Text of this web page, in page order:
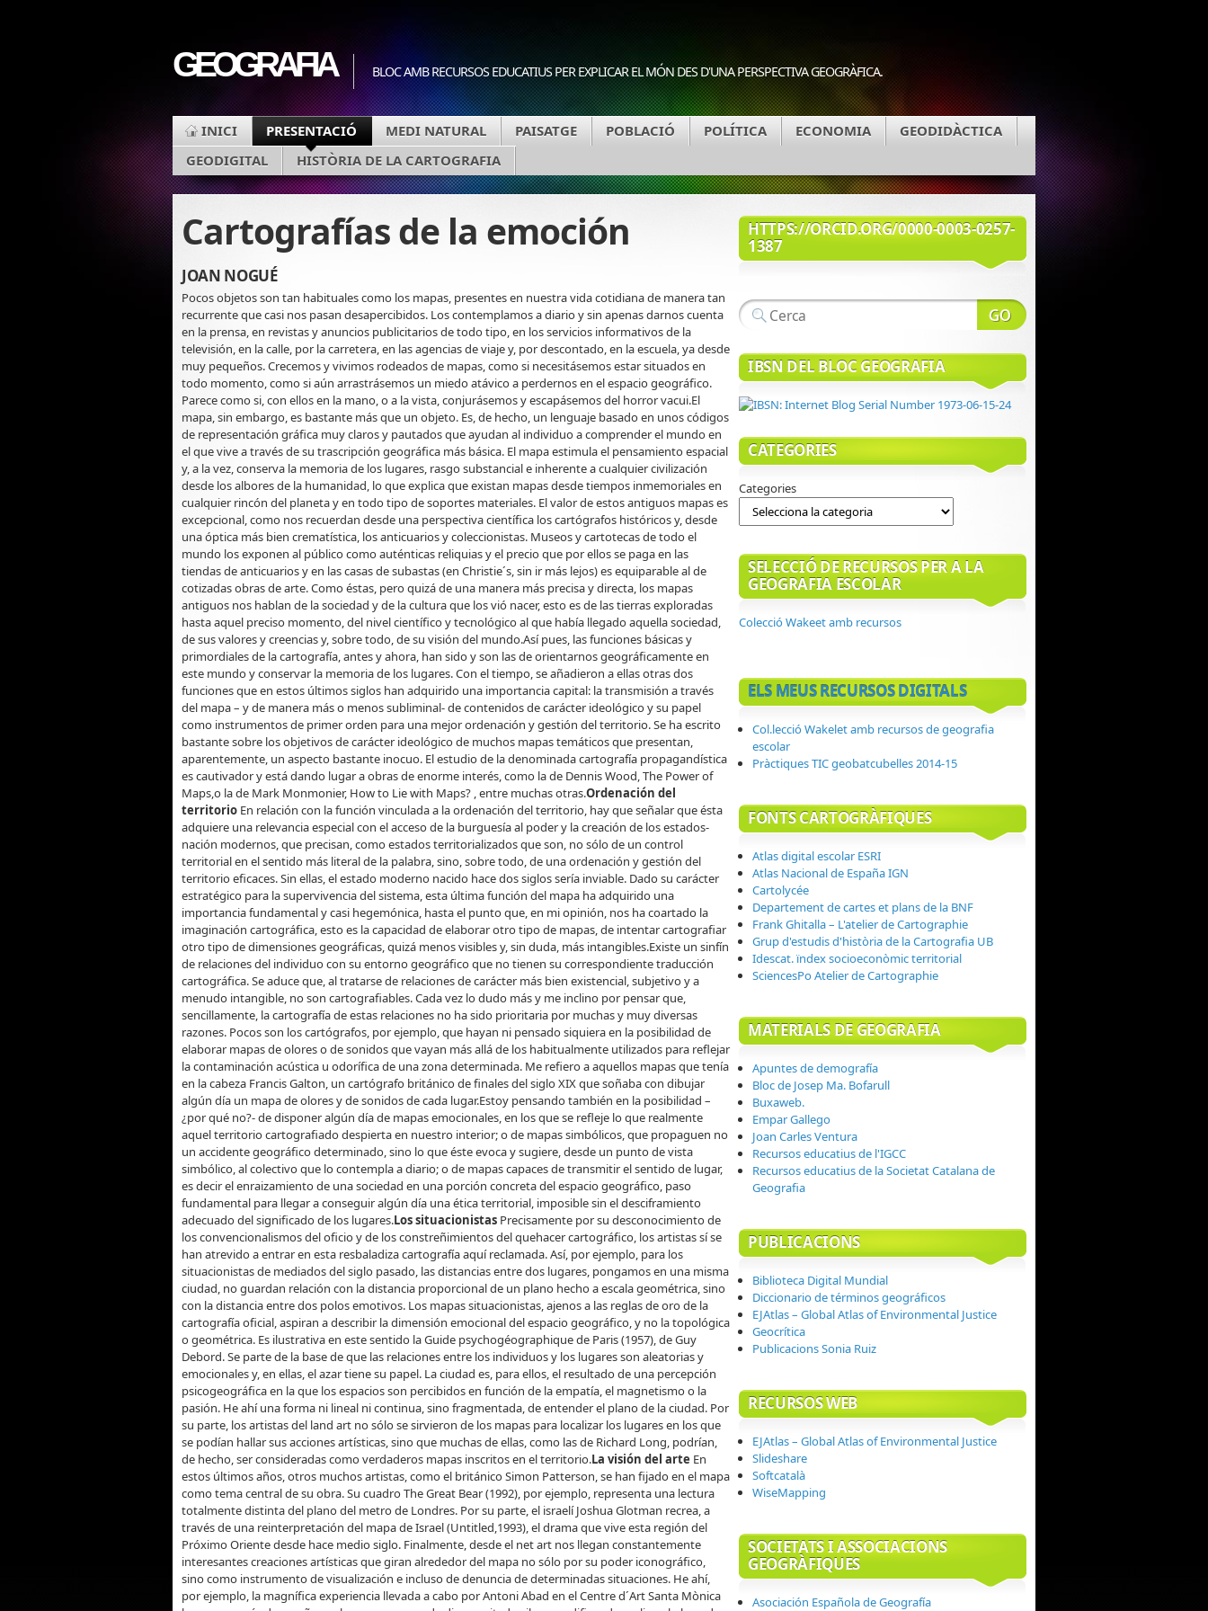
GEOGRAFIA BLOC AMB RECURSOS EDUCATIUS PER EXPLICAR EL MÓN DES D'UNA PERSPECTIVA GEOGRÀFICA.
INICI PRESENTACIÓ MEDI NATURAL PAISATGE POBLACIÓ POLÍTICA ECONOMIA
GEODIDÀCTICA
GEODIGITAL
HISTÒRIA DE LA CARTOGRAFIA
Cartografías de la emoción
JOAN NOGUÉ
Pocos objetos son tan habituales como los mapas, presentes en nuestra vida cotidiana de manera tan
recurrente que casi nos pasan desapercibidos. Los contemplamos a diario y sin apenas darnos cuenta
en la prensa, en revistas y anuncios publicitarios de todo tipo, en los servicios informativos de la
televisión, en la calle, por la carretera, en las agencias de viaje y, por descontado, en la escuela, ya desde
muy pequeños. Crecemos y vivimos rodeados de mapas, como si necesitásemos estar situados en
todo momento, como si aún arrastrásemos un miedo atávico a perdernos en el espacio geográfico.
Parece como si, con ellos en la mano, o a la vista, conjurásemos y escapásemos del horror vacui.El
mapa, sin embargo, es bastante más que un objeto. Es, de hecho, un lenguaje basado en unos códigos
de representación gráfica muy claros y pautados que ayudan al individuo a comprender el mundo en
el que vive a través de su trascripción geográfica más básica. El mapa estimula el pensamiento espacial
y, a la vez, conserva la memoria de los lugares, rasgo substancial e inherente a cualquier civilización
desde los albores de la humanidad, lo que explica que existan mapas desde tiempos inmemoriales en
cualquier rincón del planeta y en todo tipo de soportes materiales. El valor de estos antiguos mapas es
excepcional, como nos recuerdan desde una perspectiva científica los cartógrafos históricos y, desde
una óptica más bien crematística, los anticuarios y coleccionistas. Museos y cartotecas de todo el
mundo los exponen al público como auténticas reliquias y el precio que por ellos se paga en las
tiendas de anticuarios y en las casas de subastas (en Christie´s, sin ir más lejos) es equiparable al de
cotizadas obras de arte. Como éstas, pero quizá de una manera más precisa y directa, los mapas
antiguos nos hablan de la sociedad y de la cultura que los vió nacer, esto es de las tierras exploradas
hasta aquel preciso momento, del nivel científico y tecnológico al que había llegado aquella sociedad,
de sus valores y creencias y, sobre todo, de su visión del mundo.Así pues, las funciones básicas y
primordiales de la cartografía, antes y ahora, han sido y son las de orientarnos geográficamente en
este mundo y conservar la memoria de los lugares. Con el tiempo, se añadieron a ellas otras dos
funciones que en estos últimos siglos han adquirido una importancia capital: la transmisión a través
del mapa – y de manera más o menos subliminal- de contenidos de carácter ideológico y su papel
como instrumentos de primer orden para una mejor ordenación y gestión del territorio. Se ha escrito
bastante sobre los objetivos de carácter ideológico de muchos mapas temáticos que presentan,
aparentemente, un aspecto bastante inocuo. El estudio de la denominada cartografía propagandística
es cautivador y está dando lugar a obras de enorme interés, como la de Dennis Wood, The Power of
Maps,o la de Mark Monmonier, How to Lie with Maps? , entre muchas otras.Ordenación del
territorio En relación con la función vinculada a la ordenación del territorio, hay que señalar que ésta
adquiere una relevancia especial con el acceso de la burguesía al poder y la creación de los estados-
nación modernos, que precisan, como estados territorializados que son, no sólo de un control
territorial en el sentido más literal de la palabra, sino, sobre todo, de una ordenación y gestión del
territorio eficaces. Sin ellas, el estado moderno nacido hace dos siglos sería inviable. Dado su carácter
estratégico para la supervivencia del sistema, esta última función del mapa ha adquirido una
importancia fundamental y casi hegemónica, hasta el punto que, en mi opinión, nos ha coartado la
imaginación cartográfica, esto es la capacidad de elaborar otro tipo de mapas, de intentar cartografiar
otro tipo de dimensiones geográficas, quizá menos visibles y, sin duda, más intangibles.Existe un sinfín
de relaciones del individuo con su entorno geográfico que no tienen su correspondiente traducción
cartográfica. Se aduce que, al tratarse de relaciones de carácter más bien existencial, subjetivo y a
menudo intangible, no son cartografiables. Cada vez lo dudo más y me inclino por pensar que,
sencillamente, la cartografía de estas relaciones no ha sido prioritaria por muchas y muy diversas
razones. Pocos son los cartógrafos, por ejemplo, que hayan ni pensado siquiera en la posibilidad de
elaborar mapas de olores o de sonidos que vayan más allá de los habitualmente utilizados para reflejar
la contaminación acústica u odorífica de una zona determinada. Me refiero a aquellos mapas que tenía
en la cabeza Francis Galton, un cartógrafo británico de finales del siglo XIX que soñaba con dibujar
algún día un mapa de olores y de sonidos de cada lugar.Estoy pensando también en la posibilidad –
¿por qué no?- de disponer algún día de mapas emocionales, en los que se refleje lo que realmente
aquel territorio cartografiado despierta en nuestro interior; o de mapas simbólicos, que propaguen no
un accidente geográfico determinado, sino lo que éste evoca y sugiere, desde un punto de vista
simbólico, al colectivo que lo contempla a diario; o de mapas capaces de transmitir el sentido de lugar,
es decir el enraizamiento de una sociedad en una porción concreta del espacio geográfico, paso
fundamental para llegar a conseguir algún día una ética territorial, imposible sin el desciframiento
adecuado del significado de los lugares.Los situacionistas Precisamente por su desconocimiento de
los convencionalismos del oficio y de los constreñimientos del quehacer cartográfico, los artistas sí se
han atrevido a entrar en esta resbaladiza cartografía aquí reclamada. Así, por ejemplo, para los
situacionistas de mediados del siglo pasado, las distancias entre dos lugares, pongamos en una misma
ciudad, no guardan relación con la distancia proporcional de un plano hecho a escala geométrica, sino
con la distancia entre dos polos emotivos. Los mapas situacionistas, ajenos a las reglas de oro de la
cartografía oficial, aspiran a describir la dimensión emocional del espacio geográfico, y no la topológica
o geométrica. Es ilustrativa en este sentido la Guide psychogéographique de Paris (1957), de Guy
Debord. Se parte de la base de que las relaciones entre los individuos y los lugares son aleatorias y
emocionales y, en ellas, el azar tiene su papel. La ciudad es, para ellos, el resultado de una percepción
psicogeográfica en la que los espacios son percibidos en función de la empatía, el magnetismo o la
pasión. He ahí una forma ni lineal ni continua, sino fragmentada, de entender el plano de la ciudad. Por
su parte, los artistas del land art no sólo se sirvieron de los mapas para localizar los lugares en los que
se podían hallar sus acciones artísticas, sino que muchas de ellas, como las de Richard Long, podrían,
de hecho, ser consideradas como verdaderos mapas inscritos en el territorio.La visión del arte En
estos últimos años, otros muchos artistas, como el británico Simon Patterson, se han fijado en el mapa
como tema central de su obra. Su cuadro The Great Bear (1992), por ejemplo, representa una lectura
totalmente distinta del plano del metro de Londres. Por su parte, el israelí Joshua Glotman recrea, a
través de una reinterpretación del mapa de Israel (Untitled,1993), el drama que vive esta región del
Próximo Oriente desde hace medio siglo. Finalmente, desde el net art nos llegan constantemente
interesantes creaciones artísticas que giran alrededor del mapa no sólo por su poder iconográfico,
sino como instrumento de visualización e incluso de denuncia de determinadas situaciones. He ahí,
por ejemplo, la magnífica experiencia llevada a cabo por Antoni Abad en el Centre d´Art Santa Mònica
HTTPS://ORCID.ORG/0000-0003-0257-
1387
IBSN DEL BLOC GEOGRAFIA
CATEGORIES
Categories
SELECCIÓ DE RECURSOS PER A LA
GEOGRAFIA ESCOLAR
Colecció Wakeet amb recursos
ELS MEUS RECURSOS DIGITALS
Col.lecció Wakelet amb recursos de geografia
escolar
Pràctiques TIC geobatcubelles 2014-15
FONTS CARTOGRÀFIQUES
Atlas digital escolar ESRI
Atlas Nacional de España IGN
Cartolycée
Departement de cartes et plans de la BNF
Frank Ghitalla – L'atelier de Cartographie
Grup d'estudis d'història de la Cartografia UB
Idescat. ïndex socioeconòmic territorial
SciencesPo Atelier de Cartographie
MATERIALS DE GEOGRAFIA
Apuntes de demografía
Bloc de Josep Ma. Bofarull
Buxaweb.
Empar Gallego
Joan Carles Ventura
Recursos educatius de l'IGCC
Recursos educatius de la Societat Catalana de
Geografia
PUBLICACIONS
Biblioteca Digital Mundial
Diccionario de términos geográficos
EJAtlas – Global Atlas of Environmental Justice
Geocrítica
Publicacions Sonia Ruiz
RECURSOS WEB
EJAtlas – Global Atlas of Environmental Justice
Slideshare
Softcatalà
WiseMapping
SOCIETATS I ASSOCIACIONS
GEOGRÀFIQUES
Asociación Española de Geografía